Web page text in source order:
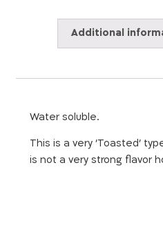
Additional
Water soluble.
This is a very 'Toasted'
is not a very strong flavor